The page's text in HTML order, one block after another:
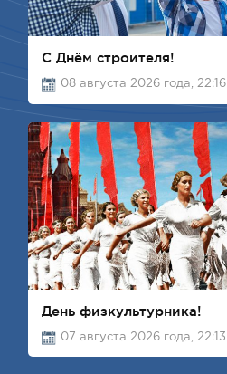
С Днём строителя!
08 августа 2026 года, 22:16
День физкультурника!
07 августа 2026 года, 22:13